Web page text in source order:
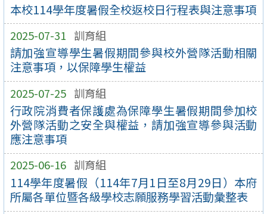
本校114學年度暑假全校返校日行程表與注意事項
2025-07-31 訓育組
請加強宣導學生暑假期間參與校外營隊活動相關
注意事項，以保障學生權益
2025-07-25 訓育組
行政院消費者保護處為保障學生暑假期間參加校
外營隊活動之安全與權益，請加強宣導參與活動
應注意事項
2025-06-16 訓育組
114學年度暑假（114年7月1日至8月29日）本府
所屬各單位暨各級學校志願服務學習活動彙整表